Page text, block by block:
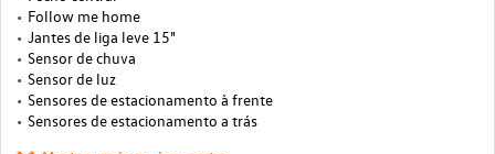
Follow me home
Jantes de liga leve 15"
Sensor de chuva
Sensor de luz
Sensores de estacionamento à frente
Sensores de estacionamento a trás